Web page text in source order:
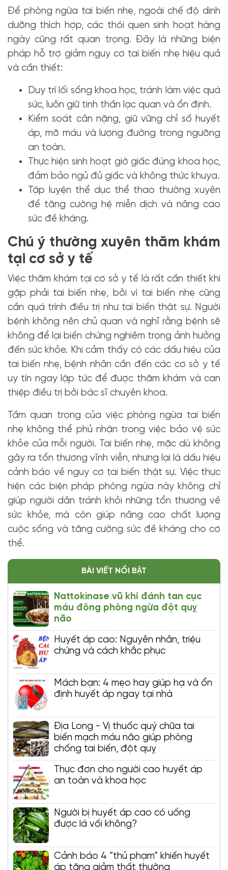
Để phòng ngừa tai biến nhẹ, ngoài chế độ dinh
dưỡng thích hợp, các thói quen sinh hoạt hàng
ngày cũng rất quan trọng. Đây là những biện
pháp hỗ trợ giảm nguy cơ tai biến nhẹ hiệu quả
và cần thiết:
Duy trì lối sống khoa học, tránh làm việc quá
sức, luôn giữ tinh thần lạc quan và ổn định.
Kiểm soát cân nặng, giữ vững chỉ số huyết
áp, mỡ máu và lượng đường trong ngưỡng
an toàn.
Thực hiện sinh hoạt giờ giấc đúng khoa học,
đảm bảo ngủ đủ giấc và không thức khuya.
Tập luyện thể dục thể thao thường xuyên
để tăng cường hệ miễn dịch và nâng cao
sức đề kháng.
Chú ý thường xuyên thăm khám
tại cơ sở y tế
Việc thăm khám tại cơ sở y tế là rất cần thiết khi
gặp phải tai biến nhẹ, bởi vì tai biến nhẹ cũng
cần quá trình điều trị như tai biến thật sự. Người
bệnh không nên chủ quan và nghĩ rằng bệnh sẽ
không để lại biến chứng nghiêm trọng ảnh hưởng
đến sức khỏe. Khi cảm thấy có các dấu hiệu của
tai biến nhẹ, bệnh nhân cần đến các cơ sở y tế
uy tín ngay lập tức để được thăm khám và can
thiệp điều trị bởi bác sĩ chuyên khoa.
Tầm quan trọng của việc phòng ngừa tai biến
nhẹ không thể phủ nhận trong việc bảo vệ sức
khỏe của mỗi người. Tai biến nhẹ, mặc dù không
gây ra tổn thương vĩnh viễn, nhưng lại là dấu hiệu
cảnh báo về nguy cơ tai biến thật sự. Việc thực
hiện các biện pháp phòng ngừa này không chỉ
giúp người dân tránh khỏi những tổn thương về
sức khỏe, mà còn giúp nâng cao chất lượng
cuộc sống và tăng cường sức đề kháng cho cơ
thể.
BÀI VIẾT NỔI BẬT
Nattokinase vũ khí đánh tan cục
máu đông phòng ngừa đột quỵ
não
Huyết áp cao: Nguyên nhân, triệu
chứng và cách khắc phục
Mách bạn: 4 mẹo hay giúp hạ và ổn
định huyết áp ngay tại nhà
Địa Long - Vị thuốc quý chữa tai
biến mạch máu não giúp phòng
chống tai biến, đột quỵ
Thực đơn cho người cao huyết áp
an toàn và khoa học
Người bị huyết áp cao có uống
được lá vối không?
Cảnh báo 4 “thủ phạm” khiến huyết
áp tăng giảm thất thường